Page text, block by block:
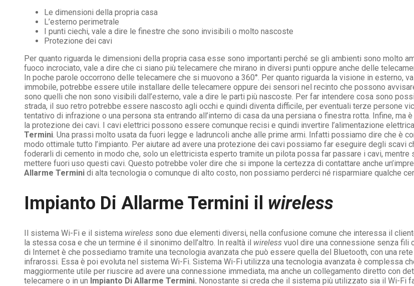
Le dimensioni della propria casa
L’esterno perimetrale
I punti ciechi, vale a dire le finestre che sono invisibili o molto nascoste
Protezione dei cavi
Per quanto riguarda le dimensioni della propria casa esse sono importanti perché se gli ambienti sono molto
fuoco incrociato, vale a dire che ci siano più telecamere che mirano in diversi punti oppure anche delle
In poche parole occorrono delle telecamere che si muovono a 360°. Per quanto riguarda la visione in esterno,
immobile, potrebbe essere utile installare delle telecamere oppure dei sensori nel recinto che possono
sono quelli che non sono visibili dall’esterno, vale a dire le parti più nascoste. Per far intendere cosa sono
strada, il suo retro potrebbe essere nascosto agli occhi e quindi diventa difficile, per eventuali terze persone
tentativo di infrazione o una persona sta entrando all’interno di casa da una persiana o finestra rotta. Infine, ma
la protezione dei cavi. I cavi elettrici possono essere comunque recisi e quindi invertire l’alimentazione
Termini . Una prassi molto usata da fuori legge e ladruncoli anche alle prime armi. Infatti possiamo dire che è
modo ottimale tutto l’impianto. Per aiutare ad avere una protezione dei cavi possiamo far eseguire degli scavi
foderarli di cemento in modo che, solo un elettricista esperto tramite un pilota possa far passare i cavi,
mettere fuori uso questi cavi. Questo potrebbe voler dire che si impone la certezza di contattare anche
Allarme Termini di alta tecnologia o comunque di alto costo, non possiamo perderci né risparmiare qualche
Impianto Di Allarme Termini il wireless
Il sistema Wi-Fi e il sistema wireless sono due elementi diversi, nella confusione comune che interessa il
la stessa cosa e che un termine é il sinonimo dell’altro. In realtà il wireless vuol dire una connessione senza fili
di Internet è che possediamo tramite una tecnologia avanzata che può essere quella del Bluetooth, con una
infrarossi. Essa è poi evoluta nel sistema Wi-Fi. Sistema Wi-Fi utilizza una tecnologia avanzata è complessa
maggiormente utile per riuscire ad avere una connessione immediata, ma anche un collegamento diretto con
telecamere o in un Impianto Di Allarme Termini. Nonostante si creda che il sistema più utilizzato sia il Wi-Fi